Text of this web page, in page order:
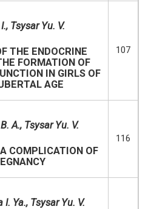
Tsysar Yu. V.
THE ENDOCRINE
FORMATION OF
IN GIRLS OF
AGE
107
A., Tsysar Yu. V.
COMPLICATION OF
116
I. Ya., Tsysar Yu. V.